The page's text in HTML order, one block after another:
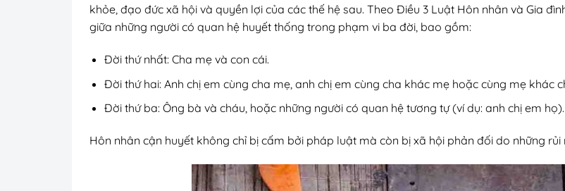
khỏe, đạo đức xã hội và quyền lợi của các thế hệ sau. Theo Điều 3 Luật Hôn nhân và Gia
giữa những người có quan hệ huyết thống trong phạm vi ba đời, bao gồm:
Đời thứ nhất: Cha mẹ và con cái.
Đời thứ hai: Anh chị em cùng cha mẹ, anh chị em cùng cha khác mẹ hoặc cùng mẹ khác
Đời thứ ba: Ông bà và cháu, hoặc những người có quan hệ tương tự (ví dụ: anh chị em họ).
Hôn nhân cận huyết không chỉ bị cấm bởi pháp luật mà còn bị xã hội phản đối do những